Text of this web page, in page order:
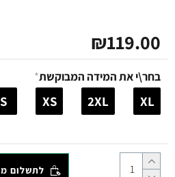
₪119.00
בחר\י את המידה המבוקשת
XL
2XL
XS
S
לתשלום